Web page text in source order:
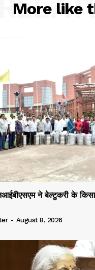
More like
ने बेल्टुकरी के
- August 8, 2026